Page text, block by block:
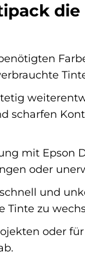
scharfen
mit Epson
oder
und
Tinte zu
oder